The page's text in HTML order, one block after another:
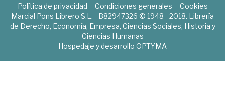
Política de privacidad Condiciones generales
Cookies
Marcial Pons Librero S.L. - B82947326 © 1948 - 2018. Librería
de Derecho, Economía, Empresa, Ciencias Sociales, Historia y
Ciencias Humanas
Hospedaje y desarrollo OPTYMA